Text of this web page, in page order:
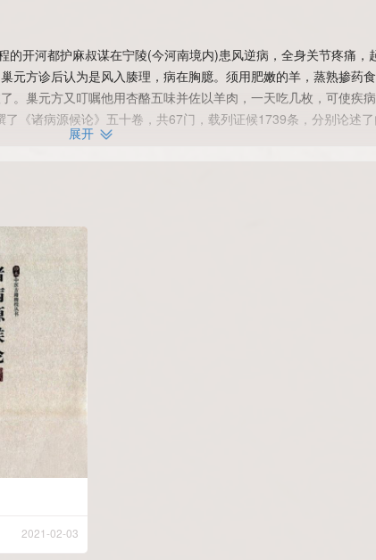
开河都护麻叔谋在宁陵(今河南境内)患风逆病，全身关节疼痛，
元方诊后认为是风入腠理，病在胸臆。须用肥嫩的羊，蒸熟掺药
。巢元方又叮嘱他用杏酪五味并佐以羊肉，一天吃几枚，可使疾病
《诸病源候论》五十卷，共67门，载列证候1739条，分别论述了
疗，一般并不论述，但也有部分疾病讨论了诊断、预后，以及导引
展开
2021-02-03